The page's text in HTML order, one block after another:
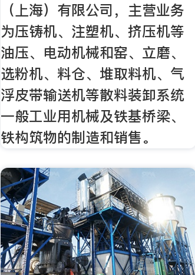
（上海）有限公司，主营业务
为压铸机、注塑机、挤压机等
油压、电动机械和窑、立磨、
选粉机、料仓、堆取料机、气
浮皮带输送机等散料装卸系统
一般工业用机械及铁基桥梁、
铁构筑物的制造和销售。